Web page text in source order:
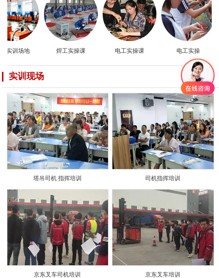
训场地 焊工实操课 电工实操课 电工实操
实训现场 更多>
塔吊司机 指挥培训 司机指挥培训
京东叉车司机培训 京东叉车培训